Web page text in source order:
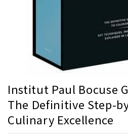
Institut Paul Bocuse
The Definitive Step-
Culinary Excellence